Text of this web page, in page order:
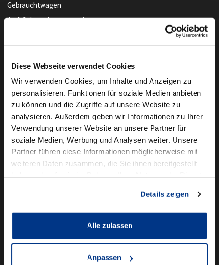
Diese Webseite verwendet Cookies
Wir verwenden Cookies, um Inhalte und Anzeigen zu
personalisieren, Funktionen für soziale Medien anbieten
zu können und die Zugriffe auf unsere Website zu
analysieren. Außerdem geben wir Informationen zu Ihrer
Verwendung unserer Website an unsere Partner für
soziale Medien, Werbung und Analysen weiter. Unsere
Partner führen diese Informationen möglicherweise mit
weiteren Daten zusammen, die Sie ihnen bereitgestellt
Details zeigen
Alle zulassen
Anpassen
Gebrauchtwagen
Audi Gebrauchtwagen :plus
Online-Terminbuchung
Für Geschäftskunden
Audi Business
BMW Geschäftskunden
Volkswagen Professional Class
Autowelt Schmidt
News & Events
Ausbildung